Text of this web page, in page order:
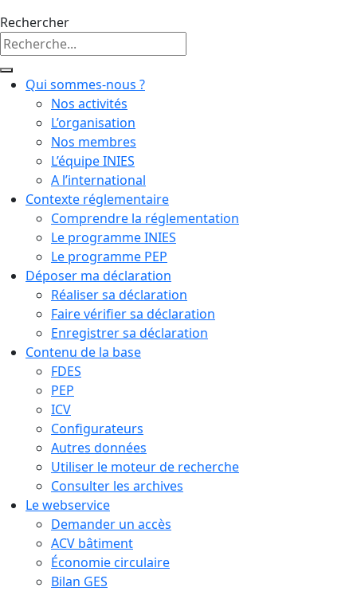
Rechercher
Qui sommes-nous ?
Nos activités
L’organisation
Nos membres
L’équipe INIES
A l’international
Contexte réglementaire
Comprendre la réglementation
Le programme INIES
Le programme PEP
Déposer ma déclaration
Réaliser sa déclaration
Faire vérifier sa déclaration
Enregistrer sa déclaration
Contenu de la base
FDES
PEP
ICV
Configurateurs
Autres données
Utiliser le moteur de recherche
Consulter les archives
Le webservice
Demander un accès
ACV bâtiment
Économie circulaire
Bilan GES